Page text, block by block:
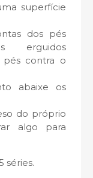
superfície
dos pés
erguidos
contra o
abaixe os
do próprio
algo para
séries.